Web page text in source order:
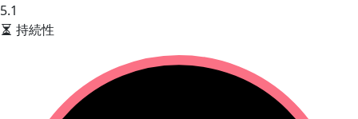
5.1
持続性